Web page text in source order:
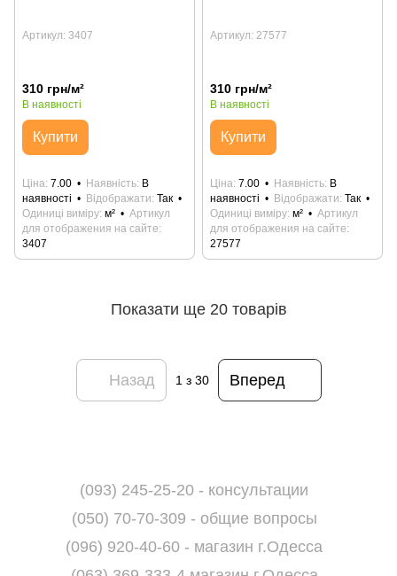
Артикул: 3407
310 грн/м²
В наявності
Купити
Ціна 7.00 Наявність В
наявності
Відображати Так
Одиниці виміру м²
Артикул
для отображения на сайте
3407
Артикул: 27577
310 грн/м²
В наявності
Купити
Ціна 7.00 Наявність В
наявності
Відображати Так
Одиниці виміру м²
Артикул
для отображения на сайте
27577
Показати ще 20 товарів
Назад 1з 30 Вперед
(093) 245-25-20 - консультации
(050) 70-70-309 - общие вопросы
(096) 920-40-60 - магазин г.Одесса